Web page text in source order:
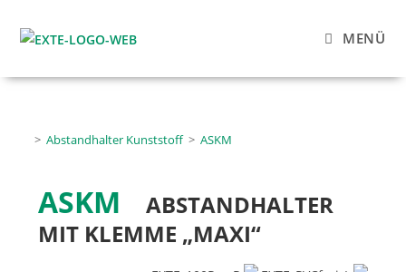
MENÜ
> Abstandhalter Kunststoff > ASKM
ASKM
ABSTANDHALTER
MIT KLEMME „MAXI“